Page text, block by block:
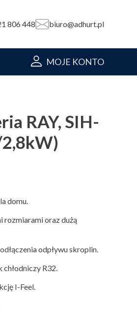
806 448 biuro@adhurt.pl
MOJE KONTO
RAY, SIH-
domu.
rozmiarami oraz dużą
odpływu skroplin.
R32.
I-Feel.